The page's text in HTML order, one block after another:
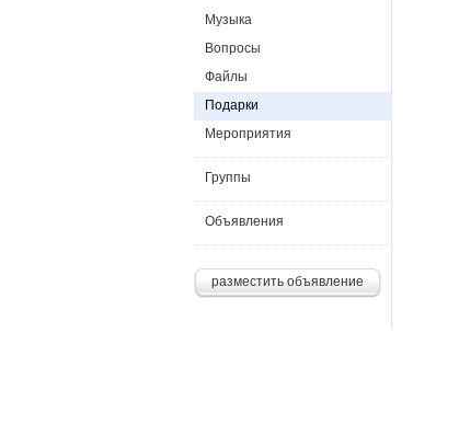
Музыка
Вопросы
Файлы
Подарки
Мероприятия
Группы
Объявления
разместить объявление